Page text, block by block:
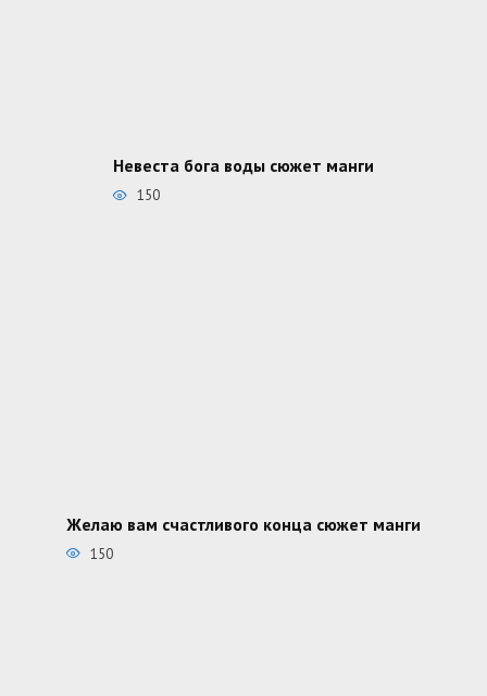
Невеста бога воды сюжет манги
150
Желаю вам счастливого конца сюжет манги
150